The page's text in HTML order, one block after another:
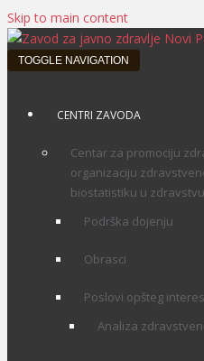
Skip to main content
TOGGLE NAVIGATION
CENTRI ZAVODA
Centar za promociju
organizaciju
biostatistiku u zdravstvu
Podrška dojenju
Obrasci
Poslovi opšteg
Analiza